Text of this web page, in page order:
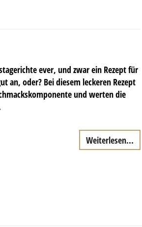
ever, und zwar ein Rezept für
an, oder? Bei diesem leckeren Rezept
und werten die
Weiterlesen...